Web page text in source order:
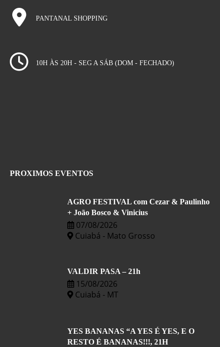
PANTANAL SHOPPING
10H ÀS 20H - SEG A SÁB (DOM - FECHADO)
PROXIMOS EVENTOS
AGRO FESTIVAL com Cezar & Paulinho
+ João Bosco & Vinicius
07/08/2026
Cuiabá - Mato Grosso
VALDIR PASA – 21h
15/08/2026
Cuiabá - MT
YES BANANAS “A YES É YES, E O
RESTO É BANANAS!!!, 21H